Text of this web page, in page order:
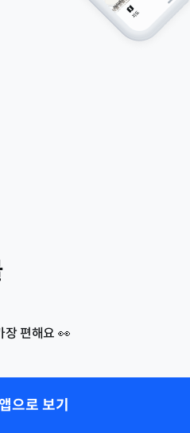
장 편해요 👀
으로 보기